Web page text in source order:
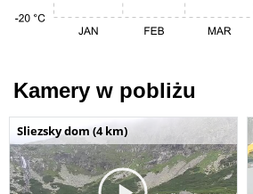
Kamery w pobliżu
Sliezsky dom (4 km)